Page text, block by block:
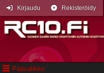
Päävalikko
Kirjaudu Rekisteröidy